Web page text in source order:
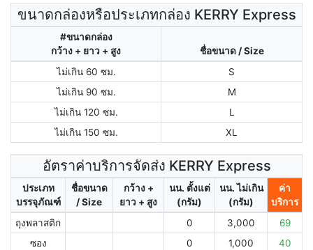
ขนาดกล่องหรือประเภทกล่อง KERRY Express
#ขนาดกล่อง
กว้าง + ยาว + สูง
ชื่อขนาด / Size
ไม่เกิน 60 ซม.
S
ไม่เกิน 90 ซม.
M
ไม่เกิน 120 ซม.
L
ไม่เกิน 150 ซม.
XL
อัตราค่าบริการจัดส่ง KERRY Express
ประเภท
บรรจุภัณฑ์
ชื่อขนาด
/ Size
กว้าง +
ยาว + สูง
นน. ตั้งแต่
(กรัม)
นน. ไม่เกิน
(กรัม)
ค่า
บริการ
ถุงพลาสติก
0 3,000
69
ซอง
0 1,000 40